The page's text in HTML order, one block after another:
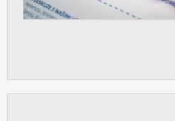
pomáhají.
Cookies, které aplikace
Naším cílem je, aby tato